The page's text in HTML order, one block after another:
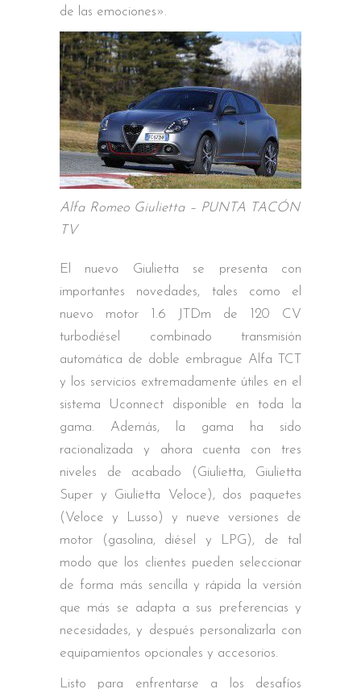
de las emociones».
Alfa Romeo Giulietta – PUNTA TACÓN
TV
El nuevo Giulietta se presenta con
importantes novedades, tales como el
nuevo motor 1.6 JTDm de 120 CV
turbodiésel combinado transmisión
automática de doble embrague Alfa TCT
y los servicios extremadamente útiles en el
sistema Uconnect disponible en toda la
gama. Además, la gama ha sido
racionalizada y ahora cuenta con tres
niveles de acabado (Giulietta, Giulietta
Super y Giulietta Veloce), dos paquetes
(Veloce y Lusso) y nueve versiones de
motor (gasolina, diésel y LPG), de tal
modo que los clientes pueden seleccionar
de forma más sencilla y rápida la versión
que más se adapta a sus preferencias y
necesidades, y después personalizarla con
equipamientos opcionales y accesorios.
Listo para enfrentarse a los desafíos